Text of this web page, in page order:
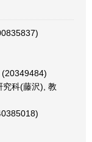
究科(藤沢), 教